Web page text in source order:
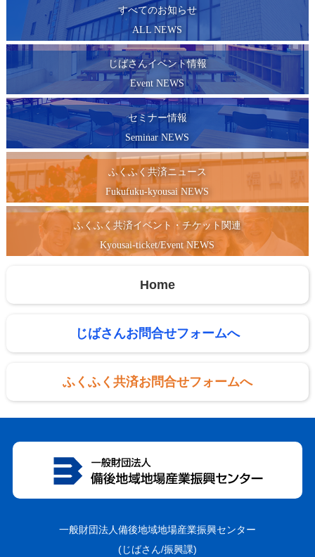
すべてのお知らせ
ALL NEWS
じばさんイベント情報
Event NEWS
セミナー情報
Seminar NEWS
ふくふく共済ニュース
Fukufuku-kyousai NEWS
ふくふく共済イベント・チケット関連
Kyousai-ticket/Event NEWS
Home
じばさんお問合せフォームへ
ふくふく共済お問合せフォームへ
一般財団法人備後地域地場産業振興センター
(じばさん/振興課)